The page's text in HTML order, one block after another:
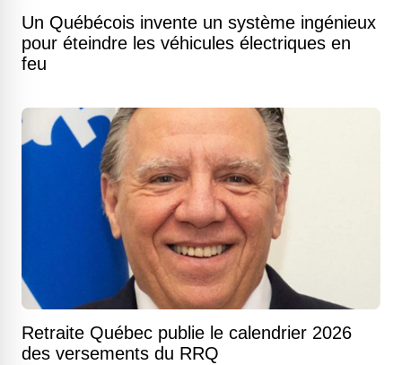
Un Québécois invente un système ingénieux
pour éteindre les véhicules électriques en
feu
Retraite Québec publie le calendrier 2026
des versements du RRQ